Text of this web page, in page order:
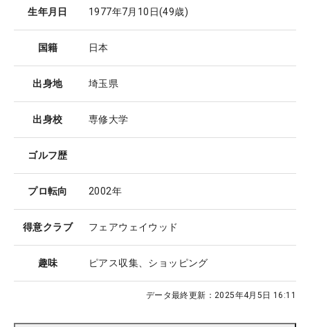
生年月日 1977年7月10日(49歳)
国籍 日本
出身地 埼玉県
出身校 専修大学
ゴルフ歴
プロ転向 2002年
得意クラブ フェアウェイウッド
趣味 ピアス収集、ショッピング
データ最終更新： 2025年4月5日 16:11